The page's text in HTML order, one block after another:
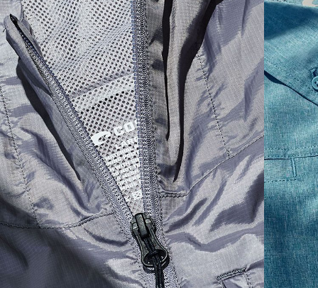
SIZES 1. CHEST 2. BODY LENGTH 3. SLEEVE LENGTH
XS 16" 24 ½” 5 ½”
S 18" 25" 5 ¾”
M 19” 26” 6”
L 21” 27” 6 ¼”
XL 23” 28” 6 ½”